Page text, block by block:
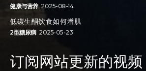
健康与营养 2025-08-14
低碳生酮饮食如何增肌
2型糖尿病 2025-05-23
订阅网站更新的视频